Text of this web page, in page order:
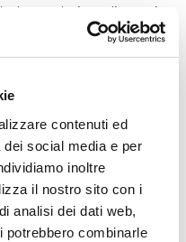
contenuti ed
social media e per
inoltre
il nostro sito con i
analisi dei dati web,
potrebbero combinarle
La produzione di energia
dà la possibilità di
per le ore in cui
è inoltre possibile,
questa energia con
Energy
per la
Scoprite come
sulle smart grid.
installare un impianto per